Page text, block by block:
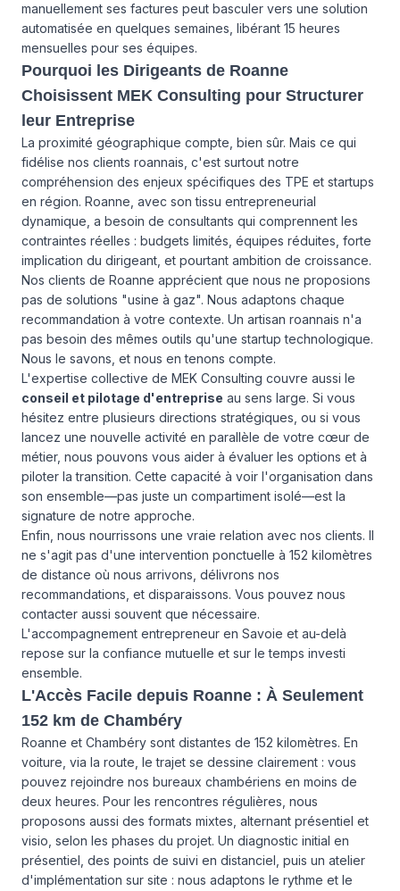
manuellement ses factures peut basculer vers une solution
automatisée en quelques semaines, libérant 15 heures
mensuelles pour ses équipes.
Pourquoi les Dirigeants de Roanne
Choisissent MEK Consulting pour Structurer
leur Entreprise
La proximité géographique compte, bien sûr. Mais ce qui
fidélise nos clients roannais, c'est surtout notre
compréhension des enjeux spécifiques des TPE et startups
en région. Roanne, avec son tissu entrepreneurial
dynamique, a besoin de consultants qui comprennent les
contraintes réelles : budgets limités, équipes réduites, forte
implication du dirigeant, et pourtant ambition de croissance.
Nos clients de Roanne apprécient que nous ne proposions
pas de solutions "usine à gaz". Nous adaptons chaque
recommandation à votre contexte. Un artisan roannais n'a
pas besoin des mêmes outils qu'une startup technologique.
Nous le savons, et nous en tenons compte.
L'expertise collective de MEK Consulting couvre aussi le
conseil et pilotage d'entreprise au sens large. Si vous
hésitez entre plusieurs directions stratégiques, ou si vous
lancez une nouvelle activité en parallèle de votre cœur de
métier, nous pouvons vous aider à évaluer les options et à
piloter la transition. Cette capacité à voir l'organisation dans
son ensemble—pas juste un compartiment isolé—est la
signature de notre approche.
Enfin, nous nourrissons une vraie relation avec nos clients. Il
ne s'agit pas d'une intervention ponctuelle à 152 kilomètres
de distance où nous arrivons, délivrons nos
recommandations, et disparaissons. Vous pouvez nous
contacter aussi souvent que nécessaire.
L'accompagnement entrepreneur en Savoie et au-delà
repose sur la confiance mutuelle et sur le temps investi
ensemble.
L'Accès Facile depuis Roanne : À Seulement
152 km de Chambéry
Roanne et Chambéry sont distantes de 152 kilomètres. En
voiture, via la route, le trajet se dessine clairement : vous
pouvez rejoindre nos bureaux chambériens en moins de
deux heures. Pour les rencontres régulières, nous
proposons aussi des formats mixtes, alternant présentiel et
visio, selon les phases du projet. Un diagnostic initial en
présentiel, des points de suivi en distanciel, puis un atelier
d'implémentation sur site : nous adaptons le rythme et le